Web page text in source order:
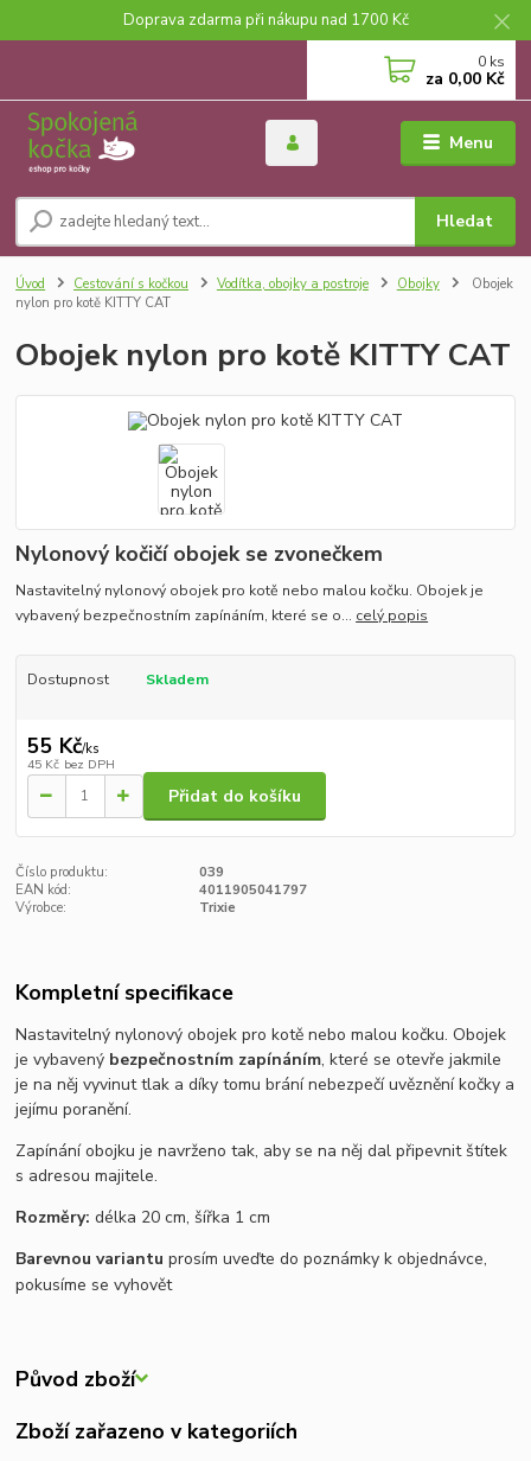
Doprava zdarma při nákupu nad 1700 Kč
Menu
Hledat
0 ks
za 0,00 Kč
Úvod Cestování s kočkou Vodítka, obojky a postroje Obojky
Obojek
nylon pro kotě KITTY CAT
Obojek nylon pro kotě KITTY CAT
Nylonový kočičí obojek se zvonečkem
Nastavitelný nylonový obojek pro kotě nebo malou kočku. Obojek je
vybavený bezpečnostním zapínáním, které se o... celý popis
Dostupnost Skladem
55 Kč/ks
45 Kč bez DPH
Přidat do košíku
Číslo produktu:
039
EAN kód:
4011905041797
Výrobce:
Trixie
Kompletní specifikace
Nastavitelný nylonový obojek pro kotě nebo malou kočku.Obojek
je vybavený bezpečnostním zapínáním, které se otevře jakmile
je na něj vyvinut tlak a díky tomu brání nebezpečí uvěznění kočky a
jejímu poranění.
Zapínání obojku je navrženo tak, aby se na něj dal připevnit štítek
s adresou majitele.
Rozměry: délka 20 cm, šířka 1 cm
Barevnou variantu prosím uveďte do poznámky k objednávce,
pokusíme se vyhovět
Původ zboží
Zboží zařazeno v kategoriích